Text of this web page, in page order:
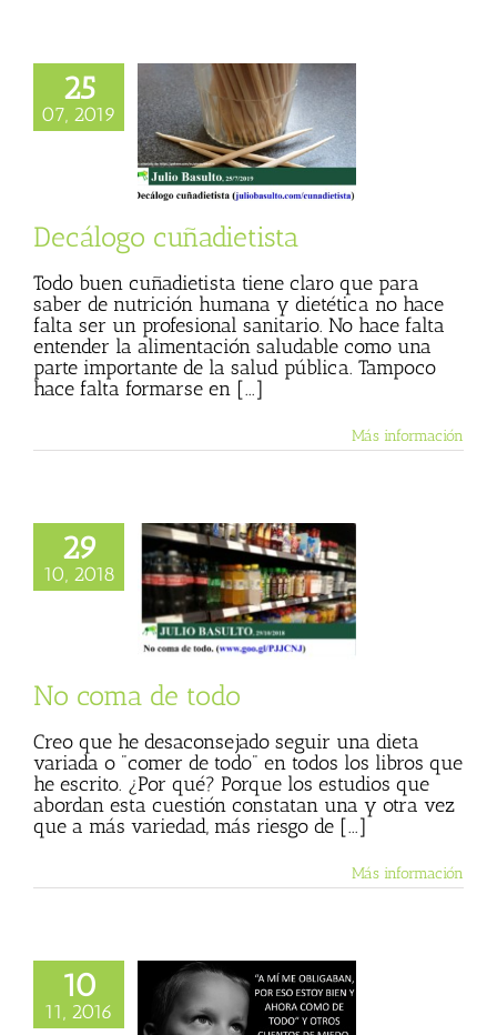
25
07, 2019
cuñadietista
Decálogo cuñadietista
Todo buen cuñadietista tiene claro que para
saber de nutrición humana y dietética no hace
falta ser un profesional sanitario. No hace falta
entender la alimentación saludable como una
parte importante de la salud pública. Tampoco
hace falta formarse en [...]
Más información
29
10, 2018
de todo
No coma de todo
Creo que he desaconsejado seguir una dieta
variada o "comer de todo" en todos los libros que
he escrito. ¿Por qué? Porque los estudios que
abordan esta cuestión constatan una y otra vez
que a más variedad, más riesgo de [...]
Más información
10
11, 2016
obligaban, por
bien y ahora
todo” y otros